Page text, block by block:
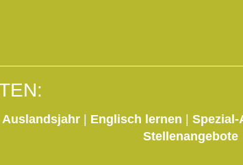
Auslandsjahr | Englisch lernen | Spezial-
Stellenangebote